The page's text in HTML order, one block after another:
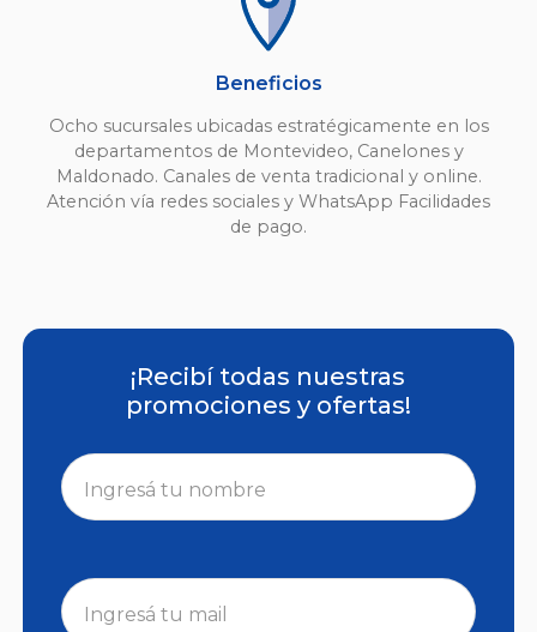
Beneficios
Ocho sucursales ubicadas estratégicamente en los
departamentos de Montevideo, Canelones y
Maldonado. Canales de venta tradicional y online.
Atención vía redes sociales y WhatsApp Facilidades
de pago.
¡Recibí todas nuestras
promociones y ofertas!